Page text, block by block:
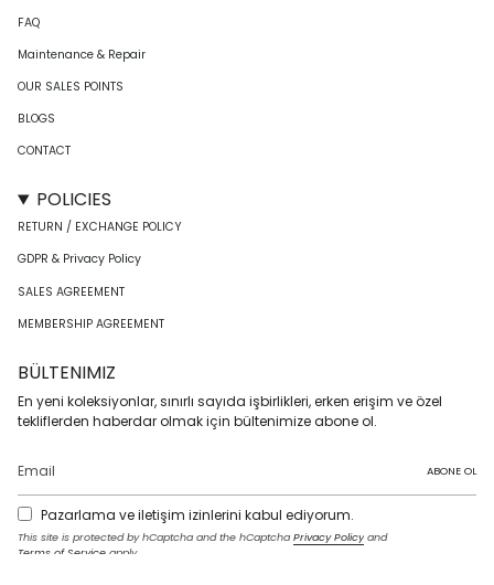
FAQ
Maintenance & Repair
OUR SALES POINTS
BLOGS
CONTACT
POLICIES
RETURN / EXCHANGE POLICY
GDPR & Privacy Policy
SALES AGREEMENT
MEMBERSHIP AGREEMENT
BÜLTENIMIZ
En yeni koleksiyonlar, sınırlı sayıda işbirlikleri, erken erişim ve özel
tekliflerden haberdar olmak için bültenimize abone ol.
ABONE OL
Pazarlama ve iletişim izinlerini kabul ediyorum.
This site is protected by hCaptcha and the hCaptcha Privacy Policy and
Terms of Service apply.